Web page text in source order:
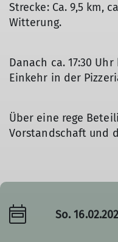
Strecke: Ca. 9,5 km,
Witterung.
Danach ca. 17:30
Einkehr in der
Über eine rege
Vorstandschaft und
So.